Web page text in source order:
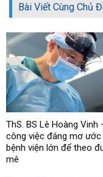
Bài Viết Cùng Chủ
ThS. BS Lê Hoàng Vinh
công việc đáng mơ ước
bệnh viện lớn để theo
mê